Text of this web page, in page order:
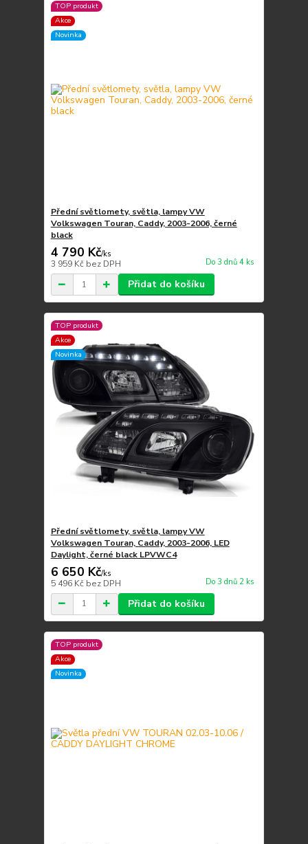
TOP produkt
Akce
Novinka
Přední světlomety, světla, lampy VW
Volkswagen Touran, Caddy, 2003-2006, černé
black
4 790 Kč/ks
3 959 Kč bez DPH Do 3 dnů 4 ks
Přidat do košíku
TOP produkt
Akce
Novinka
Přední světlomety, světla, lampy VW
Volkswagen Touran, Caddy, 2003-2006, LED
Daylight, černé black LPVWC4
6 650 Kč/ks
5 496 Kč bez DPH Do 3 dnů 2 ks
Přidat do košíku
TOP produkt
Akce
Novinka